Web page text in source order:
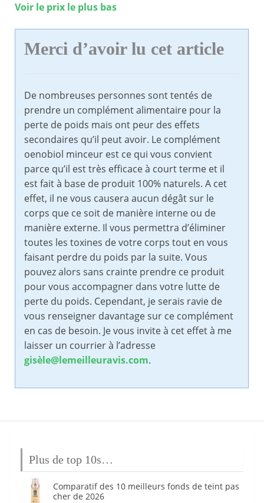
Voir le prix le plus bas
Merci d’avoir lu cet article
De nombreuses personnes sont tentés de
prendre un complément alimentaire pour la
perte de poids mais ont peur des effets
secondaires qu’il peut avoir. Le complément
oenobiol minceur est ce qui vous convient
parce qu’il est très efficace à court terme et il
est fait à base de produit 100% naturels. A cet
effet, il ne vous causera aucun dégât sur le
corps que ce soit de manière interne ou de
manière externe. Il vous permettra d’éliminer
toutes les toxines de votre corps tout en vous
faisant perdre du poids par la suite. Vous
pouvez alors sans crainte prendre ce produit
pour vous accompagner dans votre lutte de
perte du poids. Cependant, je serais ravie de
vous renseigner davantage sur ce complément
en cas de besoin. Je vous invite à cet effet à me
laisser un courrier à l’adresse
gisèle@lemeilleuravis.com.
Plus de top 10s…
Comparatif des 10 meilleurs fonds de teint pas
cher de 2026